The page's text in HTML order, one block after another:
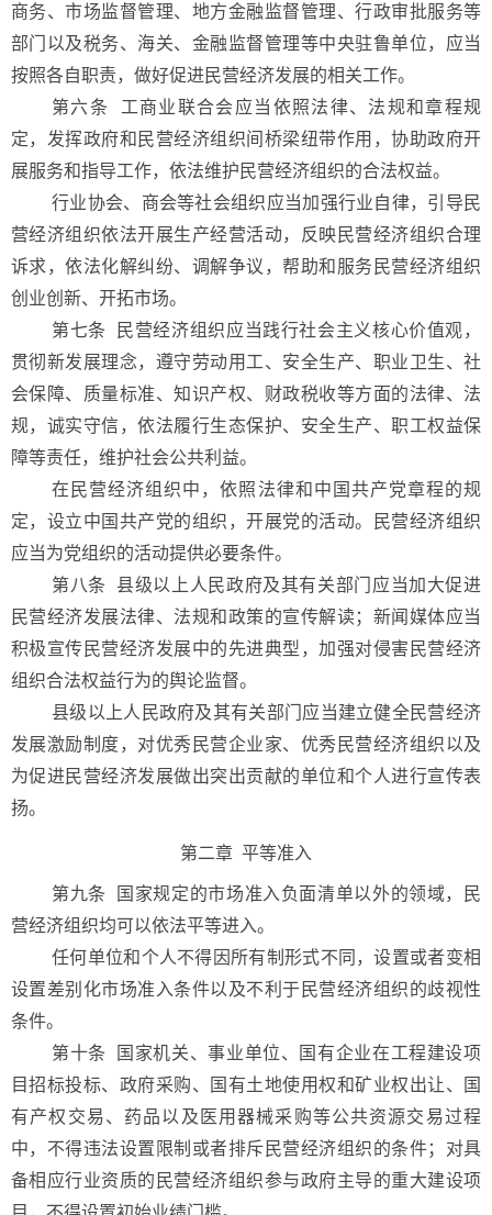
商务、市场监督管理、地方金融监督管理、行政审批服务等
部门以及税务、海关、金融监督管理等中央驻鲁单位，应当
按照各自职责，做好促进民营经济发展的相关工作。
第六条
工商业联合会应当依照法律、法规和章程规
定，发挥政府和民营经济组织间桥梁纽带作用，协助政府开
展服务和指导工作，依法维护民营经济组织的合法权益。
行业协会、商会等社会组织应当加强行业自律，引导民
营经济组织依法开展生产经营活动，反映民营经济组织合理
诉求，依法化解纠纷、调解争议，帮助和服务民营经济组织
创业创新、开拓市场。
第七条
民营经济组织应当践行社会主义核心价值观，
贯彻新发展理念，遵守劳动用工、安全生产、职业卫生、社
会保障、质量标准、知识产权、财政税收等方面的法律、法
规，诚实守信，依法履行生态保护、安全生产、职工权益保
障等责任，维护社会公共利益。
在民营经济组织中，依照法律和中国共产党章程的规
定，设立中国共产党的组织，开展党的活动。民营经济组织
应当为党组织的活动提供必要条件。
第八条
县级以上人民政府及其有关部门应当加大促进
民营经济发展法律、法规和政策的宣传解读；新闻媒体应当
积极宣传民营经济发展中的先进典型，加强对侵害民营经济
组织合法权益行为的舆论监督。
县级以上人民政府及其有关部门应当建立健全民营经济
发展激励制度，对优秀民营企业家、优秀民营经济组织以及
为促进民营经济发展做出突出贡献的单位和个人进行宣传表
扬。
第二章 平等准入
第九条
国家规定的市场准入负面清单以外的领域，民
营经济组织均可以依法平等进入。
任何单位和个人不得因所有制形式不同，设置或者变相
设置差别化市场准入条件以及不利于民营经济组织的歧视性
条件。
第十条
国家机关、事业单位、国有企业在工程建设项
目招标投标、政府采购、国有土地使用权和矿业权出让、国
有产权交易、药品以及医用器械采购等公共资源交易过程
中，不得违法设置限制或者排斥民营经济组织的条件；对具
备相应行业资质的民营经济组织参与政府主导的重大建设项